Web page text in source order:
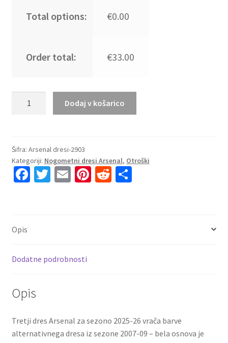
Total options: €0.00
Order total: €33.00
dresi
Arsenal
Tretji
Gyokeres
Dodaj v košarico
Šifra: Arsenal dresi-2903
Kategoriji: Nogometni dresi Arsenal, Otroški
Fa
k
T E Pi R S
Opis
Dodatne podrobnosti
Opis
Tretji dres Arsenal za sezono 2025-26 vrača barve
alternativnega dresa iz sezone 2007-09 – bela osnova je